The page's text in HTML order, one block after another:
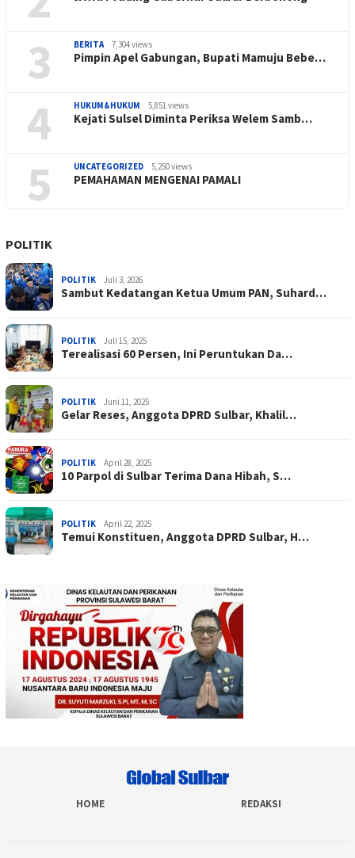
3 BERITA 7,304 views
Pimpin Apel Gabungan, Bupati Mamuju Bebe…
4 HUKUM&HUKUM 5,851 views
Kejati Sulsel Diminta Periksa Welem Samb…
5 UNCATEGORIZED 5,250 views
PEMAHAMAN MENGENAI PAMALI
POLITIK
POLITIK Juli 3, 2026
Sambut Kedatangan Ketua Umum PAN, Suhard…
POLITIK Juli 15, 2025
Terealisasi 60 Persen, Ini Peruntukan Da…
POLITIK Juni 11, 2025
Gelar Reses, Anggota DPRD Sulbar, Khalil…
POLITIK April 28, 2025
10 Parpol di Sulbar Terima Dana Hibah, S…
POLITIK April 22, 2025
Temui Konstituen, Anggota DPRD Sulbar, H…
HOME REDAKSI